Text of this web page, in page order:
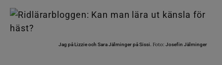
Jag på Lizzie och Sara Jälminger på Sissi. Foto: Josefin Jälminger